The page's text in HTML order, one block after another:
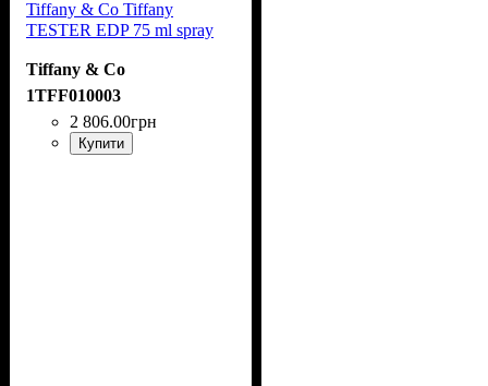
Tiffany & Co Tiffany
TESTER EDP 75 ml spray
Tiffany & Co
1TFF010003
2 806.00грн
Купити